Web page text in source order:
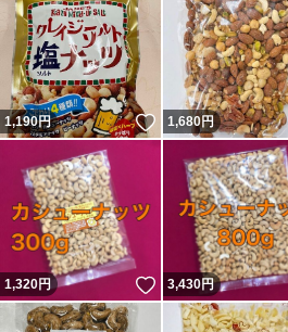
1,190円 いいね！
1,680円
1,320円 いいね！
3,430円